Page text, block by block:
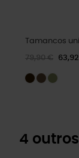
Tamancos
79,90 €
4